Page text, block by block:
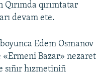
qırımtatar
devam ete.
Edem Osmanov
Bazar» nezaret
sıñır hızmetiniñ